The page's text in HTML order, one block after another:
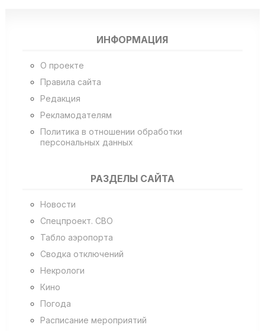
ИНФОРМАЦИЯ
О проекте
Правила сайта
Редакция
Рекламодателям
Политика в отношении обработки
персональных данных
РАЗДЕЛЫ САЙТА
Новости
Спецпроект. СВО
Табло аэропорта
Сводка отключений
Некрологи
Кино
Погода
Расписание мероприятий